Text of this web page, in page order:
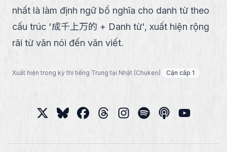
nhất là làm định ngữ bổ nghĩa cho danh từ theo
cấu trúc '成千上万的 + Danh từ', xuất hiện rộng
rãi từ văn nói đến văn viết.
Xuất hiện trong kỳ thi tiếng Trung tại Nhật (Chuken) Cận cấp 1